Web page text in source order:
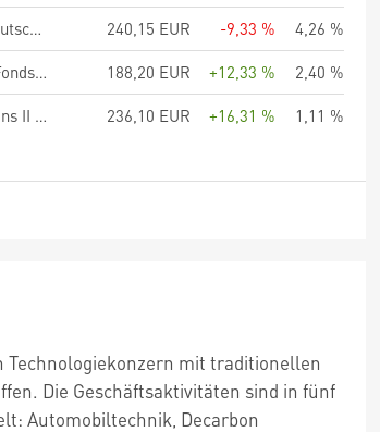
Allianz Nebenwerte Deutschland - A - EUR
240,15 EUR -9,33 %
4,26 %
Apus Capital Revalue Fonds R
188,20 EUR +12,33 %
2,40 %
UBS (Lux) Fund Solutions II - UBS MSCI EMU Small Cap Index Fund EUR A acc
236,10 EUR +16,31 % 1,11 %
Technologiekonzern mit traditionellen
Die Geschäftsaktivitäten sind in fünf
Automobiltechnik, Decarbon